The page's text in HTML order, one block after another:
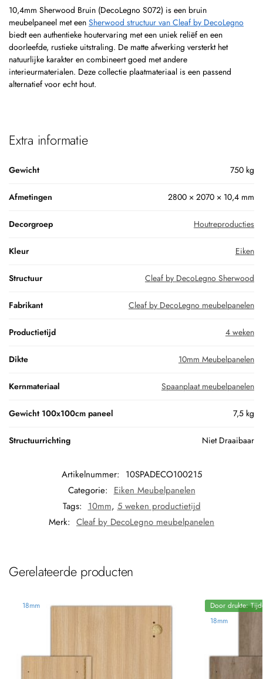
10,4mm Sherwood Bruin (DecoLegno S072) is een bruin
meubelpaneel met een Sherwood structuur van Cleaf by DecoLegno
biedt een authentieke houtervaring met een uniek reliëf en een
doorleefde, rustieke uitstraling. De matte afwerking versterkt het
natuurlijke karakter en combineert goed met andere
interieurmaterialen. Deze collectie plaatmateriaal is een passend
alternatief voor echt hout.
Extra informatie
Gewicht 750 kg
Afmetingen 2800 × 2070 × 10,4 mm
Decorgroep Houtreproducties
Kleur Eiken
Structuur Cleaf by DecoLegno Sherwood
Fabrikant Cleaf by DecoLegno meubelpanelen
Productietijd 4 weken
Dikte 10mm Meubelpanelen
Kernmateriaal Spaanplaat meubelpanelen
Gewicht 100x100cm paneel 7,5 kg
Structuurrichting Niet Draaibaar
Artikelnummer: 10SPADECO100215
Categorie: Eiken Meubelpanelen
Tags: 10mm, 5 weken productietijd
Merk: Cleaf by DecoLegno meubelpanelen
Gerelateerde producten
18mm
Door drukte:
18mm